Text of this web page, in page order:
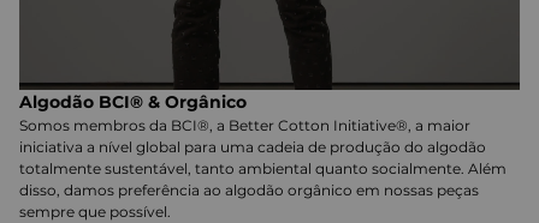
Algodão BCI® & Orgânico
Somos membros da BCI®, a Better Cotton Initiative®, a maior
iniciativa a nível global para uma cadeia de produção do algodão
totalmente sustentável, tanto ambiental quanto socialmente. Além
disso, damos preferência ao algodão orgânico em nossas peças
sempre que possível.